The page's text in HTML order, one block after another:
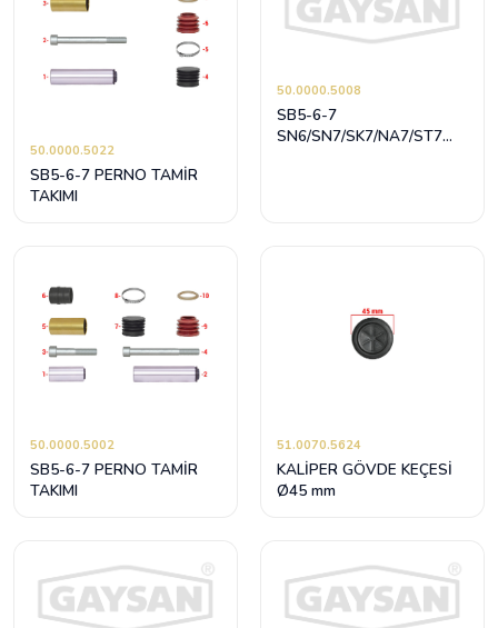
50.0000.5022
SB5-6-7 PERNO TAMİR
TAKIMI
50.0000.5008
SB5-6-7
SN6/SN7/SK7/NA7/ST7
50.0000.5002
SB5-6-7 PERNO TAMİR
TAKIMI
51.0070.5624
KALİPER GÖVDE KEÇESİ
Ø45 mm